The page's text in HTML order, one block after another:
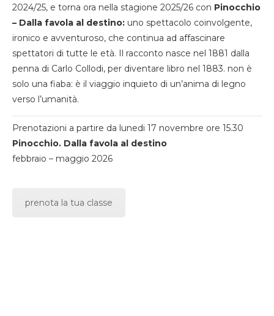
2024/25, e torna ora nella stagione 2025/26 con Pinocchio
– Dalla favola al destino: uno spettacolo coinvolgente,
ironico e avventuroso, che continua ad affascinare
spettatori di tutte le età. Il racconto nasce nel 1881 dalla
penna di Carlo Collodi, per diventare libro nel 1883. non è
solo una fiaba: è il viaggio inquieto di un’anima di legno
verso l’umanità.
Prenotazioni a partire da lunedi 17 novembre ore 15.30
Pinocchio. Dalla favola al destino
febbraio – maggio 2026
prenota la tua classe